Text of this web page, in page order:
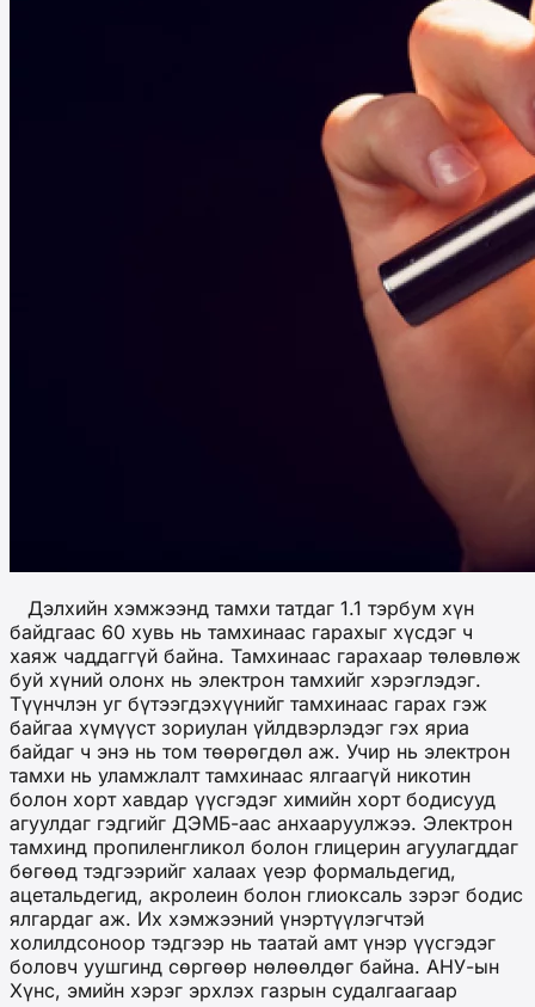
Дэлхийн хэмжээнд тамхи татдаг 1.1 тэрбум хүн
байдгаас 60 хувь нь тамхинаас гарахыг хүсдэг ч
хаяж чаддаггүй байна. Тамхинаас гарахаар төлөвлөж
буй хүний олонх нь электрон тамхийг хэрэглэдэг.
Түүнчлэн уг бүтээгдэхүүнийг тамхинаас гарах гэж
байгаа хүмүүст зориулан үйлдвэрлэдэг гэх яриа
байдаг ч энэ нь том төөрөгдөл аж. Учир нь электрон
тамхи нь уламжлалт тамхинаас ялгаагүй никотин
болон хорт хавдар үүсгэдэг химийн хорт бодисууд
агуулдаг гэдгийг ДЭМБ-аас анхааруулжээ. Электрон
тамхинд пропиленгликол болон глицерин агуулагддаг
бөгөөд тэдгээрийг халаах үеэр формальдегид,
ацетальдегид, акролеин болон глиоксаль зэрэг бодис
ялгардаг аж. Их хэмжээний үнэртүүлэгчтэй
холилдсоноор тэдгээр нь таатай амт үнэр үүсгэдэг
боловч уушгинд сөргөөр нөлөөлдөг байна. АНУ-ын
Хүнс, эмийн хэрэг эрхлэх газрын судалгаагаар